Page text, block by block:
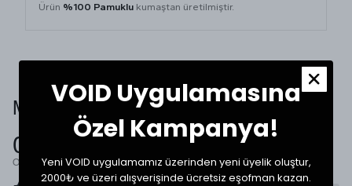
Ürün %100 Pamuklu kumaştan üretilmiştir.
Müşteri Yorumları
0.0
Ortalama Puan
VOID Uygulamasına
Özel Kampanya!
Yeni VOID uygulamamız üzerinden yeni üyelik oluştur,
2000₺ ve üzeri alışverişinde ücretsiz eşofman kazan.